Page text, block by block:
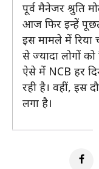
पूर्व मैनेजर श्रुति
आज फिर इन्हें
इस मामले में रिया
से ज्यादा लोगों
ऐसे में NCB हर
रही है। वहीं, इस
लगा है।